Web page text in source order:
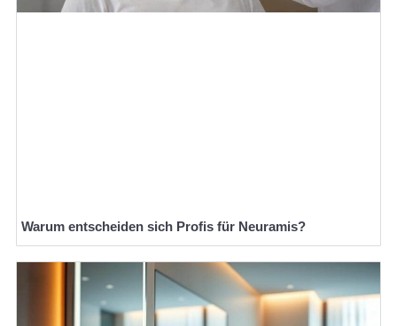
Warum entscheiden sich Profis für Neuramis?